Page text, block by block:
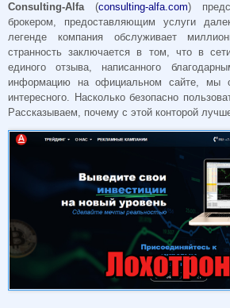
Consulting-Alfa(consulting-alfa.com)
брокером, предоставляющим услуги
легенде компания обслуживает
странность заключается в том, что в
единого отзыва, написанного
информацию на официальном сайте, мы
интересного. Насколько безопасно
Рассказываем, почему с этой конторой